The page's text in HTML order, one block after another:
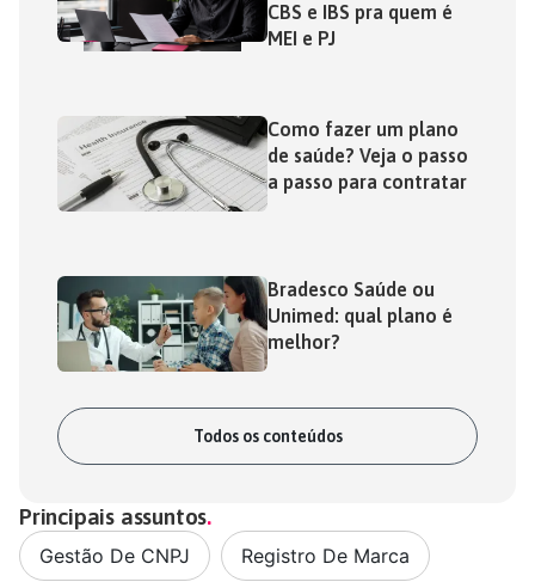
CBS e IBS pra quem é
MEI e PJ
Como fazer um plano
de saúde? Veja o passo
a passo para contratar
Bradesco Saúde ou
Unimed: qual plano é
melhor?
Todos os conteúdos
Principais assuntos
Gestão De CNPJ Registro De Marca